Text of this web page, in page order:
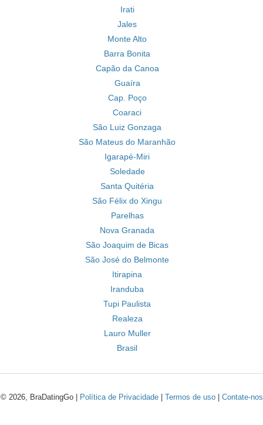
Irati
Jales
Monte Alto
Barra Bonita
Capão da Canoa
Guaíra
Cap. Poço
Coaraci
São Luiz Gonzaga
São Mateus do Maranhão
Igarapé-Miri
Soledade
Santa Quitéria
São Félix do Xingu
Parelhas
Nova Granada
São Joaquim de Bicas
São José do Belmonte
Itirapina
Iranduba
Tupi Paulista
Realeza
Lauro Muller
Brasil
© 2026, BraDatingGo | Política de Privacidade| Termos de uso| Contate-nos